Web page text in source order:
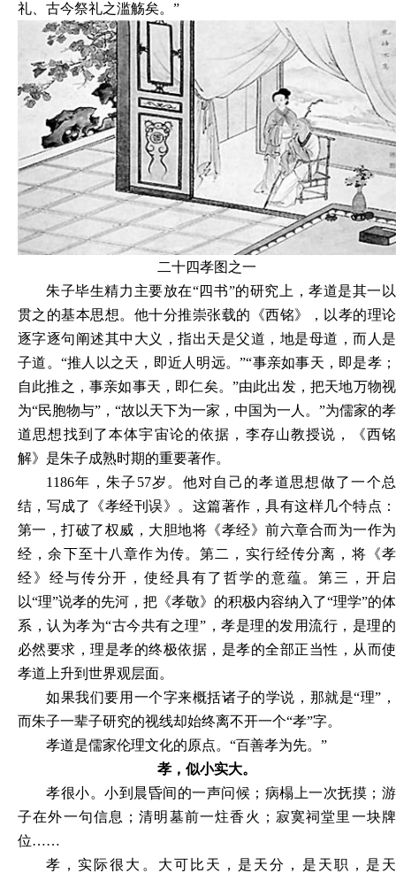
礼、古今祭礼之滥觞矣。”
二十四孝图之一
朱子毕生精力主要放在“四书”的研究上，孝道是其一以
贯之的基本思想。他十分推崇张载的《西铭》，以孝的理论
逐字逐句阐述其中大义，指出天是父道，地是母道，而人是
子道。“推人以之天，即近人明远。”“事亲如事天，即是孝；
自此推之，事亲如事天，即仁矣。”由此出发，把天地万物视
为“民胞物与”，“故以天下为一家，中国为一人。”为儒家的孝
道思想找到了本体宇宙论的依据，李存山教授说，《西铭
解》是朱子成熟时期的重要著作。
1186年，朱子57岁。他对自己的孝道思想做了一个总
结，写成了《孝经刊误》。这篇著作，具有这样几个特点：
第一，打破了权威，大胆地将《孝经》前六章合而为一作为
经，余下至十八章作为传。第二，实行经传分离，将《孝
经》经与传分开，使经具有了哲学的意蕴。第三，开启
以“理”说孝的先河，把《孝敬》的积极内容纳入了“理学”的体
系，认为孝为“古今共有之理”，孝是理的发用流行，是理的
必然要求，理是孝的终极依据，是孝的全部正当性，从而使
孝道上升到世界观层面。
如果我们要用一个字来概括诸子的学说，那就是“理”，
而朱子一辈子研究的视线却始终离不开一个“孝”字。
孝道是儒家伦理文化的原点。“百善孝为先。”
孝，似小实大。
孝很小。小到晨昏间的一声问候；病榻上一次抚摸；游
子在外一句信息；清明墓前一炷香火；寂寞祠堂里一块牌
位……
孝，实际很大。大可比天，是天分，是天职，是天